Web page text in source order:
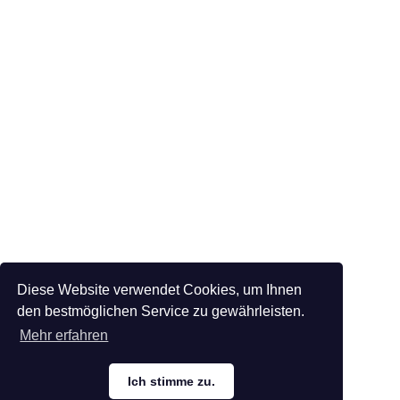
Diese Website verwendet Cookies, um Ihnen
den bestmöglichen Service zu gewährleisten.
Mehr erfahren
Ich stimme zu.